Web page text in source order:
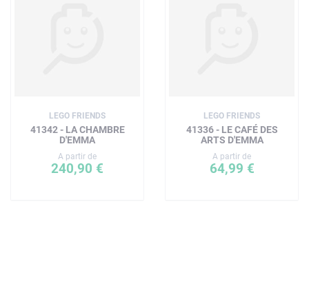
LEGO FRIENDS
41342 - LA CHAMBRE
D'EMMA
A partir de
240,90 €
LEGO FRIENDS
41336 - LE CAFÉ DES
ARTS D'EMMA
A partir de
64,99 €